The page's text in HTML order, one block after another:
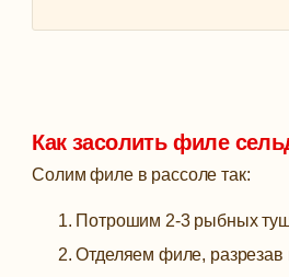
Как засолить филе
Солим филе в рассоле так:
Потрошим 2-3 рыбных
Отделяем филе, разрезав